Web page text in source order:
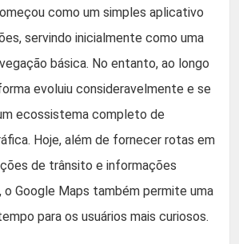
como um simples aplicativo
servindo inicialmente como uma
básica. No entanto, ao longo
evoluiu consideravelmente e se
ecossistema completo de
Hoje, além de fornecer rotas em
de trânsito e informações
o Google Maps também permite uma
para os usuários mais curiosos.